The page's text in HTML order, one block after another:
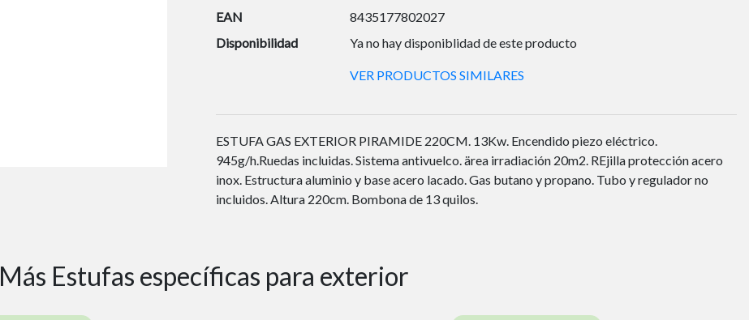
EAN
8435177802027
Disponibilidad
Ya no hay disponiblidad de este producto
VER PRODUCTOS SIMILARES
ESTUFA GAS EXTERIOR PIRAMIDE 220CM. 13Kw. Encendido piezo eléctrico.
945g/h.Ruedas incluidas. Sistema antivuelco. ärea irradiación 20m2. REjilla protección acero
inox. Estructura aluminio y base acero lacado. Gas butano y propano. Tubo y regulador no
incluidos. Altura 220cm. Bombona de 13 quilos.
Más Estufas específicas para exterior